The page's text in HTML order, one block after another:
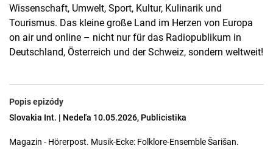
Wissenschaft, Umwelt, Sport, Kultur, Kulinarik und
Tourismus. Das kleine große Land im Herzen von Europa
on air und online – nicht nur für das Radiopublikum in
Deutschland, Österreich und der Schweiz, sondern weltweit!
Popis epizódy
Slovakia Int. | Nedeľa 10.05.2026, Publicistika
Magazin - Hörerpost. Musik-Ecke: Folklore-Ensemble Šarišan.